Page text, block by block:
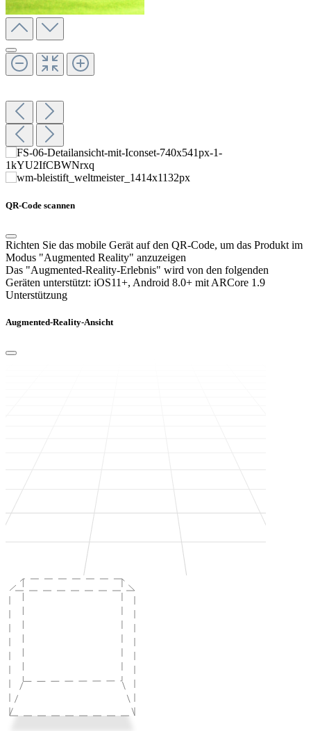
QR-Code scannen
Richten Sie das mobile Gerät auf den QR-Code, um das Produkt im
Modus "Augmented Reality" anzuzeigen
Das "Augmented-Reality-Erlebnis" wird von den folgenden
Geräten unterstützt: iOS11+, Android 8.0+ mit ARCore 1.9
Unterstützung
Augmented-Reality-Ansicht